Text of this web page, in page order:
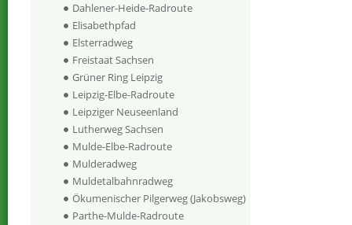
Dahlener-Heide-Radroute
Elisabethpfad
Elsterradweg
Freistaat Sachsen
Grüner Ring Leipzig
Leipzig-Elbe-Radroute
Leipziger Neuseenland
Lutherweg Sachsen
Mulde-Elbe-Radroute
Mulderadweg
Muldetalbahnradweg
Ökumenischer Pilgerweg (Jakobsweg)
Parthe-Mulde-Radroute